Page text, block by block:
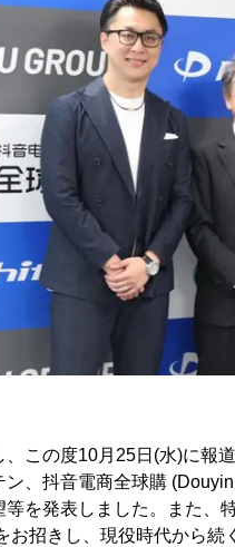
この度10月25日(水)に報
ン、抖音電商全球購
等を発表しました。また、
お招きし、現役時代から